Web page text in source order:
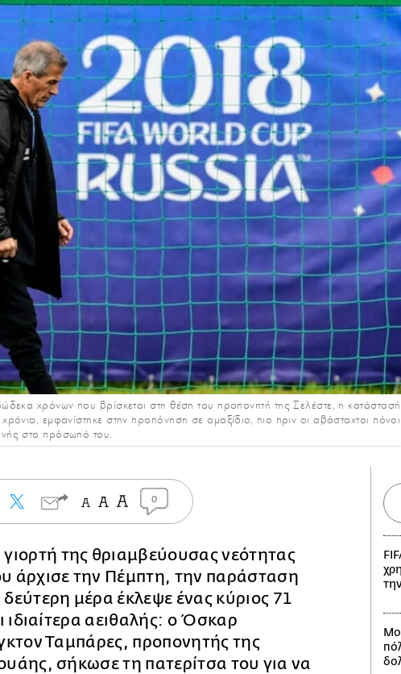
χρόνων που βρίσκεται στη θέση του προπονητή της Σελέστε, η κατάστασή
εμφανίστηκε στην προπόνηση σε αμαξίδιο, πιο πριν οι αβάσταχτοι πόνοι
στο πρόσωπό του.
0
γιορτή της θριαμβεύουσας νεότητας
άρχισε την Πέμπτη, την παράσταση
δεύτερη μέρα έκλεψε ένας κύριος 71
ιδιαίτερα αειθαλής: ο Όσκαρ
Ταμπάρες, προπονητής της
σήκωσε τη πατερίτσα του για να